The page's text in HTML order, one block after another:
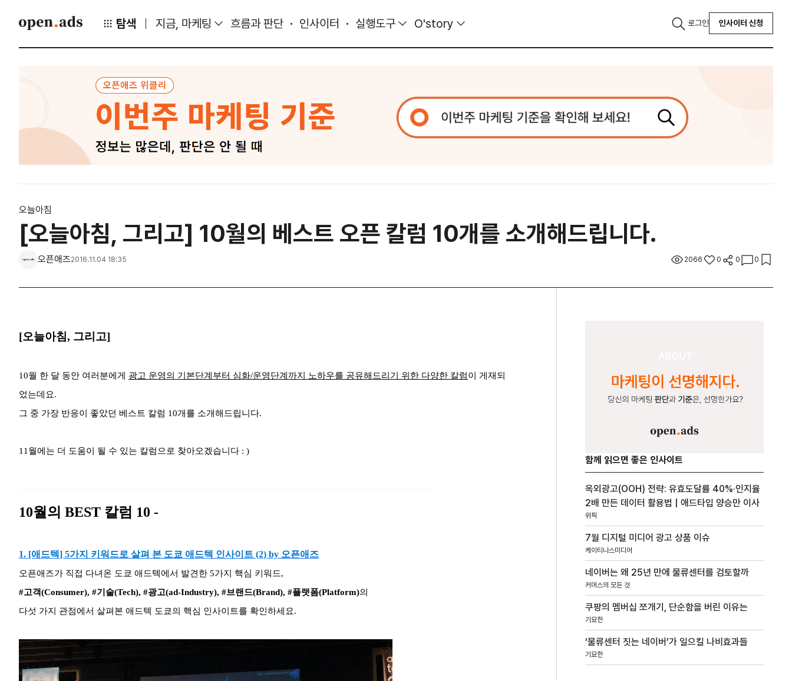
탐색 지금, 마케팅 흐름과 판단 인사이터 실행도구 O'story 로그인 인사이터 신청
오늘아침
[오늘아침, 그리고] 10월의 베스트 오픈 칼럼 10개를 소개해드립니다.
오픈애즈2016.11.04 18:35 2066 0 0 0
[오늘아침, 그리고]
10월 한 달 동안 여러분에게 광고 운영의 기본단계부터 심화/운영단계까지 노하우를 공유해드리기 위한 다양한 칼럼이 게재되
었는데요.
그 중 가장 반응이 좋았던 베스트 칼럼 10개를 소개해드립니다.
11월에는 더 도움이 될 수 있는 칼럼으로 찾아오겠습니다 : )
10월의 BEST 칼럼 10 -
1. [애드텍] 5가지 키워드로 살펴 본 도쿄 애드텍 인사이트 (2) by 오픈애즈
오픈애즈가 직접 다녀온 도쿄 애드텍에서 발견한 5가지 핵심 키워드,
#고객(Consumer), #기술(Tech), #광고(ad-Industry), #브랜드(Brand), #플랫폼(Platform)의
다섯 가지 관점에서 살펴본 애드텍 도쿄의 핵심 인사이트를 확인하세요.
함께 읽으면 좋은 인사이트
옥외광고(OOH) 전략: 유효도달률 40%·인지율
2배 만든 데이터 활용법 | 애드타입 양승만 이사
위픽
7월 디지털 미디어 광고 상품 이슈
케이티나스미디어
네이버는 왜 25년 만에 물류센터를 검토할까
커머스의 모든 것
쿠팡의 멤버십 쪼개기, 단순함을 버린 이유는
기묘한
‘물류센터 짓는 네이버’가 일으킬 나비효과들
기묘한